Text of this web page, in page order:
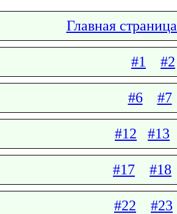
Главная
#1 #2
#6 #7
#12 #13
#17 #18
#22 #23